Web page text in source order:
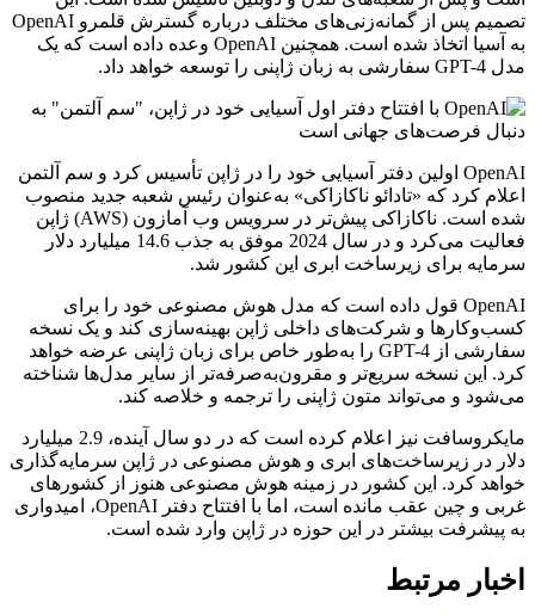
تصمیم پس از گمانه‌زنی‌های مختلف درباره گسترش قلمرو OpenAI
به آسیا اتخاذ شده است. همچنین OpenAI وعده داده است که یک
مدل GPT-4 سفارشی به زبان ژاپنی را توسعه خواهد داد.
OpenAI اولین دفتر آسیایی خود را در ژاپن تأسیس کرد و سم آلتمن
اعلام کرد که «تادائو ناکازاکی» به‌عنوان رئیس شعبه جدید منصوب
شده است. ناکازاکی پیش‌تر در سرویس وب آمازون (AWS) ژاپن
فعالیت می‌کرد و در سال 2024 موفق به جذب 14.6 میلیارد دلار
سرمایه برای زیرساخت ابری این کشور شد.
OpenAI قول داده است که مدل هوش مصنوعی خود را برای
کسب‌وکارها و شرکت‌های داخلی ژاپن بهینه‌سازی کند و یک نسخه
سفارشی از GPT-4 را به‌طور خاص برای زبان ژاپنی عرضه خواهد
کرد. این نسخه سریع‌تر و مقرون‌به‌صرفه‌تر از سایر مدل‌ها شناخته
می‌شود و می‌تواند متون ژاپنی را ترجمه و خلاصه کند.
مایکروسافت نیز اعلام کرده است که در دو سال آینده، 2.9 میلیارد
دلار در زیرساخت‌های ابری و هوش مصنوعی در ژاپن سرمایه‌گذاری
خواهد کرد. این کشور در زمینه هوش مصنوعی هنوز از کشورهای
غربی و چین عقب مانده است، اما با افتتاح دفتر OpenAI، امیدواری
به پیشرفت بیشتر در این حوزه در ژاپن وارد شده است.
اخبار مرتبط